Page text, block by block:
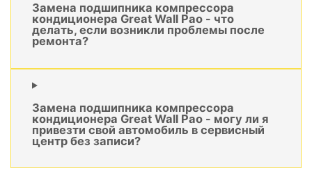
Замена подшипника компрессора
кондиционера Great Wall Pao - что
делать, если возникли проблемы после
ремонта?
Замена подшипника компрессора
кондиционера Great Wall Pao - могу ли я
привезти свой автомобиль в сервисный
центр без записи?